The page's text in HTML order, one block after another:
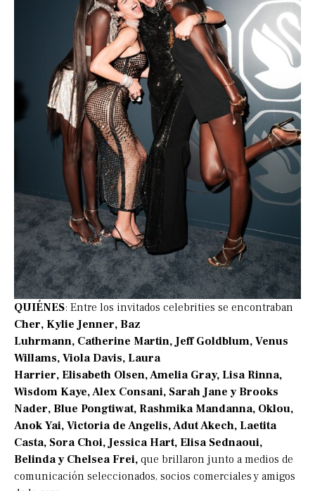
QUIÉNES: Entre los invitados celebrities se encontraban
Cher, Kylie Jenner, Baz
Luhrmann, Catherine Martin, Jeff Goldblum, Venus
Willams, Viola Davis, Laura
Harrier, Elisabeth Olsen, Amelia Gray, Lisa Rinna,
Wisdom Kaye, Alex Consani, Sarah Jane y Brooks
Nader, Blue Pongtiwat, Rashmika Mandanna, Oklou,
Anok Yai, Victoria de Angelis, Adut Akech, Laetita
Casta, Sora Choi, Jessica Hart, Elisa Sednaoui,
Belinda y Chelsea Frei, que brillaron junto a medios de
comunicación seleccionados, socios comerciales y amigos